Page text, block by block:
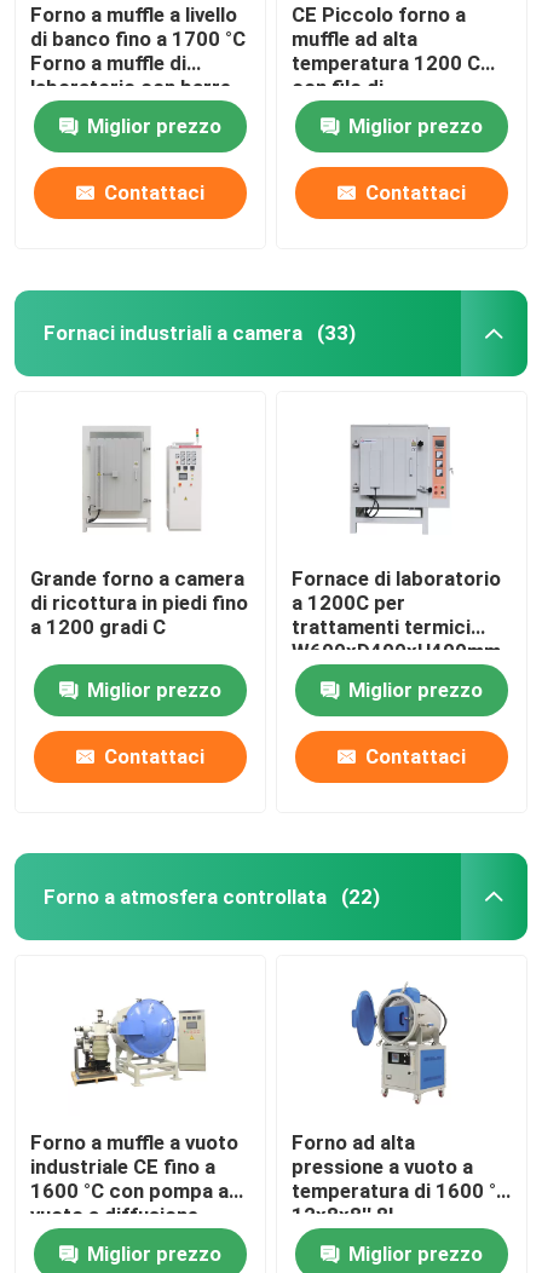
Forno a muffle a livello
di banco fino a 1700 °C
Forno a muffle di
laboratorio con barre
MoSi2
Miglior prezzo
Contattaci
CE Piccolo forno a
muffle ad alta
temperatura 1200 C
con filo di
riscaldamento
incorporatoMiglior prezzo
Contattaci
Fornaci industriali a camera (33)
Grande forno a camera
di ricottura in piedi fino
a 1200 gradi C
Miglior prezzo
Contattaci
Fornace di laboratorio
a 1200C per
trattamenti termici
W600xD400xH400mm
Miglior prezzo
Contattaci
Forno a atmosfera controllata (22)
Forno a muffle a vuoto
industriale CE fino a
1600 °C con pompa a
vuoto a diffusione
Miglior prezzo
Forno ad alta
pressione a vuoto a
temperatura di 1600 °C
12x8x8′′ 8L
Miglior prezzo